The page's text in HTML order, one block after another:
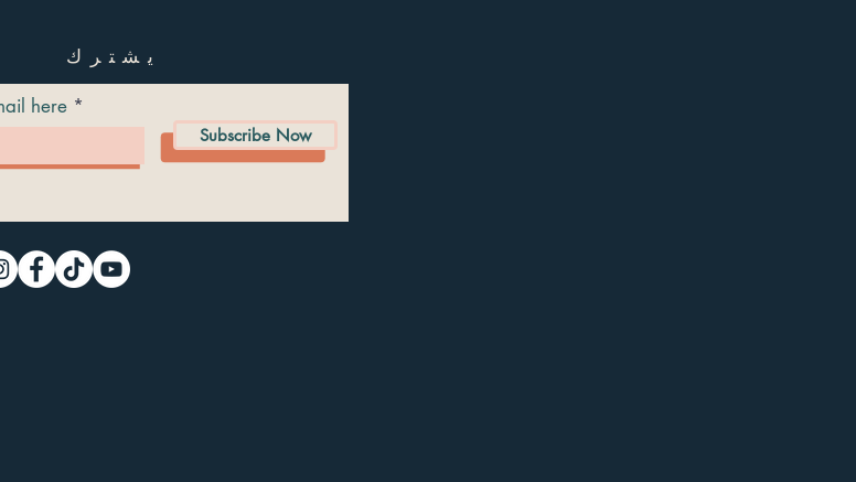
يشترك
here
Subscribe Now